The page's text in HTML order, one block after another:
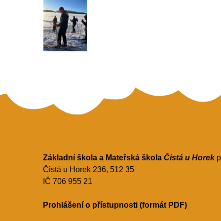
Základní škola a Mateřská škola Čistá u Horek
Čistá u Horek 236, 512 35
IČ 706 955 21
Prohlášení o přístupnosti (formát PDF)